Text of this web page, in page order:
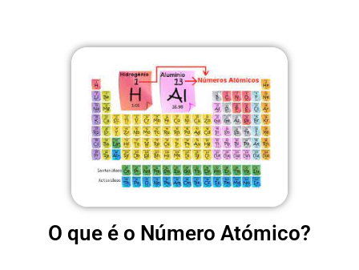
O que é o Número Atómico?